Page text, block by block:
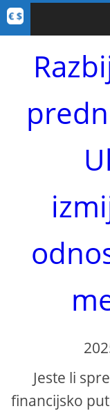
Jeste li
financijsko